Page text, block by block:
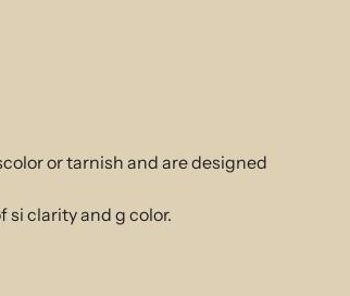
or tarnish and are designed
clarity and g color.
easy to wear with any look